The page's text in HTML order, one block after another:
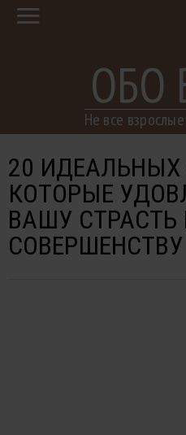
ОБО
Не все
20
КОТОРЫЕ
ВАШУ СТРАСТЬ
СОВЕРШЕНСТВУ